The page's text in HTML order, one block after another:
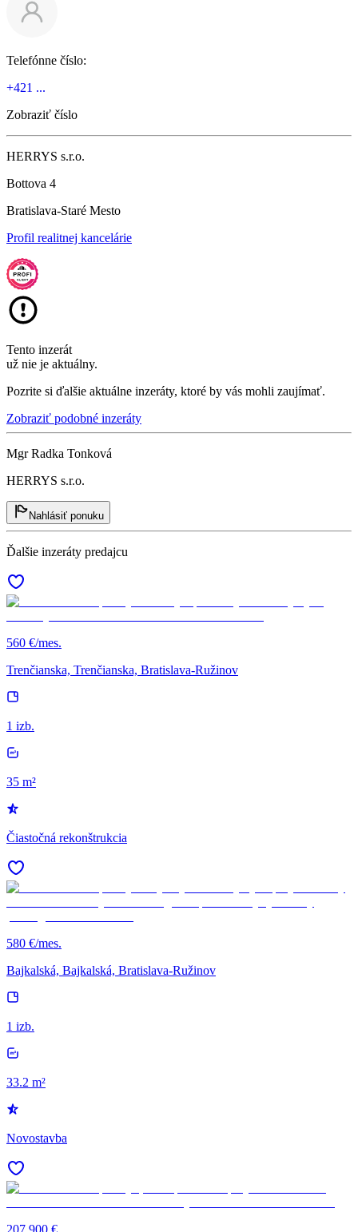
Telefónne číslo:
+421 ...
Zobraziť číslo
HERRYS s.r.o.
Bottova 4
Bratislava-Staré Mesto
Profil realitnej kancelárie
Tento inzerát
už nie je aktuálny.
Pozrite si ďalšie aktuálne inzeráty, ktoré by vás mohli zaujímať.
Zobraziť podobné inzeráty
Mgr Radka Tonková
HERRYS s.r.o.
Nahlásiť ponuku
Ďalšie inzeráty predajcu
560 €/mes.
Trenčianska, Trenčianska, Bratislava-Ružinov
1 izb.
35 m²
Čiastočná rekonštrukcia
580 €/mes.
Bajkalská, Bajkalská, Bratislava-Ružinov
1 izb.
33.2 m²
Novostavba
207 900 €